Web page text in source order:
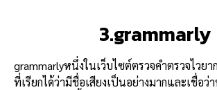
3.grammarly
grammarlyหนึ่งในเว็บไซต์ตรวจคำตรวจไวย
ที่เรียกได้ว่ามีชื่อเสียงเป็นอย่างมากและเชื่อว่